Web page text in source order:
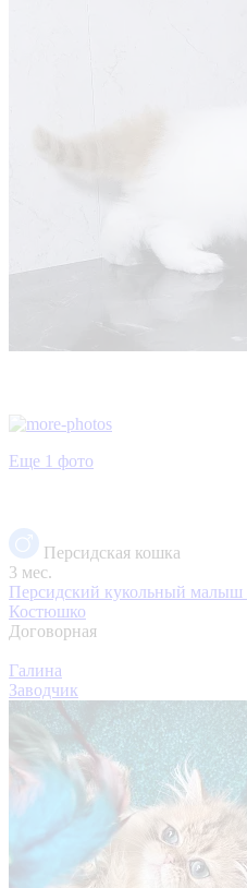
Еще 1 фото
Персидская кошка
3 мес.
Персидский кукольный малыш
Костюшко
Договорная
Галина
Заводчик